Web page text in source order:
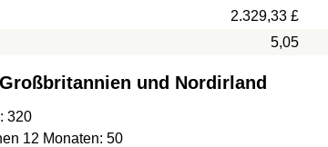
2.329,33 £
5,05
und Nordirland
320
12 Monaten: 50